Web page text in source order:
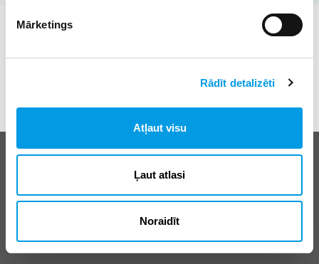
Mārketings
Rādīt detalizēti
Atļaut visu
Ļaut atlasi
Noraidīt
RTU Olaines Tehnoloģiju koledža aicina – kļūsti par
E-klases lietošanas noteikumi
Reklāma
© SIA “Izglītības sistēmas”